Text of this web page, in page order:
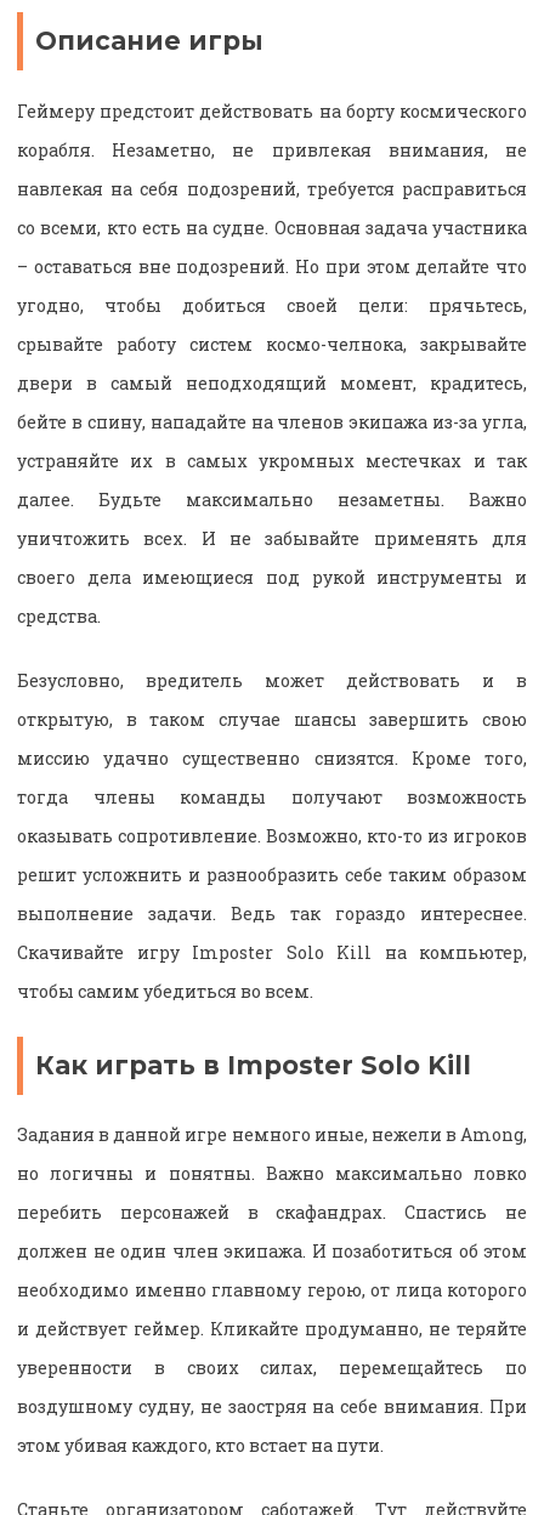
Описание игры
Геймеру предстоит действовать на борту космического
корабля. Незаметно, не привлекая внимания, не
навлекая на себя подозрений, требуется расправиться
со всеми, кто есть на судне. Основная задача участника
– оставаться вне подозрений. Но при этом делайте что
угодно, чтобы добиться своей цели: прячьтесь,
срывайте работу систем космо-челнока, закрывайте
двери в самый неподходящий момент, крадитесь,
бейте в спину, нападайте на членов экипажа из-за угла,
устраняйте их в самых укромных местечках и так
далее. Будьте максимально незаметны. Важно
уничтожить всех. И не забывайте применять для
своего дела имеющиеся под рукой инструменты и
средства.
Безусловно, вредитель может действовать и в
открытую, в таком случае шансы завершить свою
миссию удачно существенно снизятся. Кроме того,
тогда члены команды получают возможность
оказывать сопротивление. Возможно, кто-то из игроков
решит усложнить и разнообразить себе таким образом
выполнение задачи. Ведь так гораздо интереснее.
Скачивайте игру Imposter Solo Kill на компьютер,
чтобы самим убедиться во всем.
Как играть в Imposter Solo Kill
Задания в данной игре немного иные, нежели в Among,
но логичны и понятны. Важно максимально ловко
перебить персонажей в скафандрах. Спастись не
должен не один член экипажа. И позаботиться об этом
необходимо именно главному герою, от лица которого
и действует геймер. Кликайте продуманно, не теряйте
уверенности в своих силах, перемещайтесь по
воздушному судну, не заостряя на себе внимания. При
этом убивая каждого, кто встает на пути.
Станьте организатором саботажей. Тут действуйте